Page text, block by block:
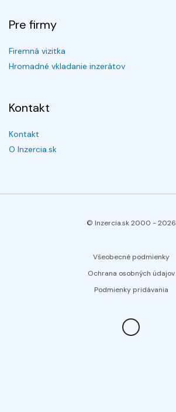
Pre firmy
Firemná vizitka
Hromadné vkladanie inzerátov
Kontakt
Kontakt
O Inzercia.sk
© Inzercia.sk 2000 -2026
Všeobecné podmienky
Ochrana osobných údajov
Podmienky pridávania